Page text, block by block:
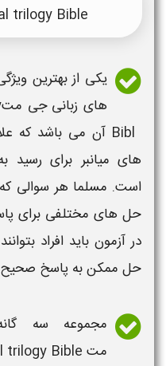
trilogy Bible
یکی از بهترین
های زبانی جی مت
Bibl آن می باشد که
های میانبر برای
است. مسلما هر سوالی
حل های مختلفی برای
در آزمون باید افراد
حل ممکن به پاسخ صحیح
مجموعه سه
مت trilogy Bible